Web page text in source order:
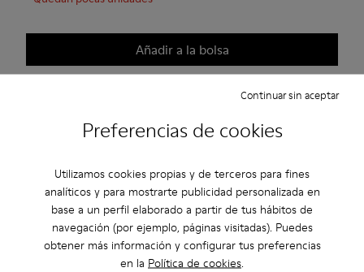
Preferencias de cookies
Utilizamos cookies propias y de terceros para fines
analíticos y para mostrarte publicidad personalizada en
base a un perfil elaborado a partir de tus hábitos de
navegación (por ejemplo, páginas visitadas). Puedes
obtener más información y configurar tus preferencias
en la Política de cookies.
Continuar sin aceptar
Añadir a la bolsa
Consulta la disponibilidad en tu tienda más cercana.
superiores a 45€.
3 años de garantía por defectos de fábrica.
Haz los pagos más fáciles con Bizum, el servicio gratuito,
instantáneo y seguro.